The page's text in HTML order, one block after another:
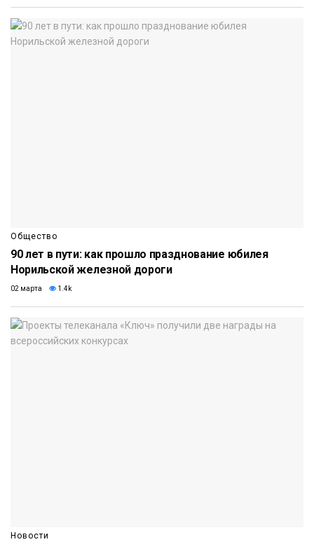
Общество
90 лет в пути: как прошло празднование юбилея
Норильской железной дороги
02 марта 1.4k
Новости